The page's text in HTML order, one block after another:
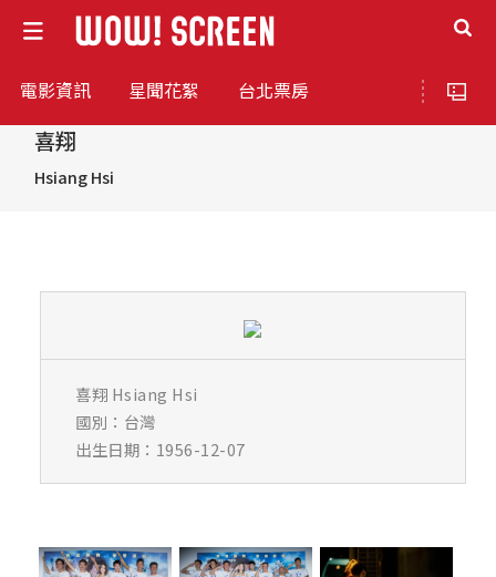
電影資訊 星聞花絮 台北票房
喜翔
Hsiang Hsi
喜翔 Hsiang Hsi
國別：台灣
出生日期：1956-12-07